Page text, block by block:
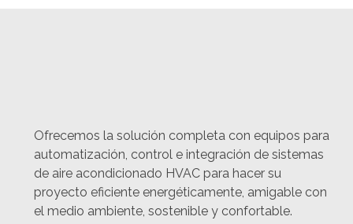
Ofrecemos la solución completa con equipos para
automatización, control e integración de sistemas
de aire acondicionado HVAC para hacer su
proyecto eficiente energéticamente, amigable con
el medio ambiente, sostenible y confortable.